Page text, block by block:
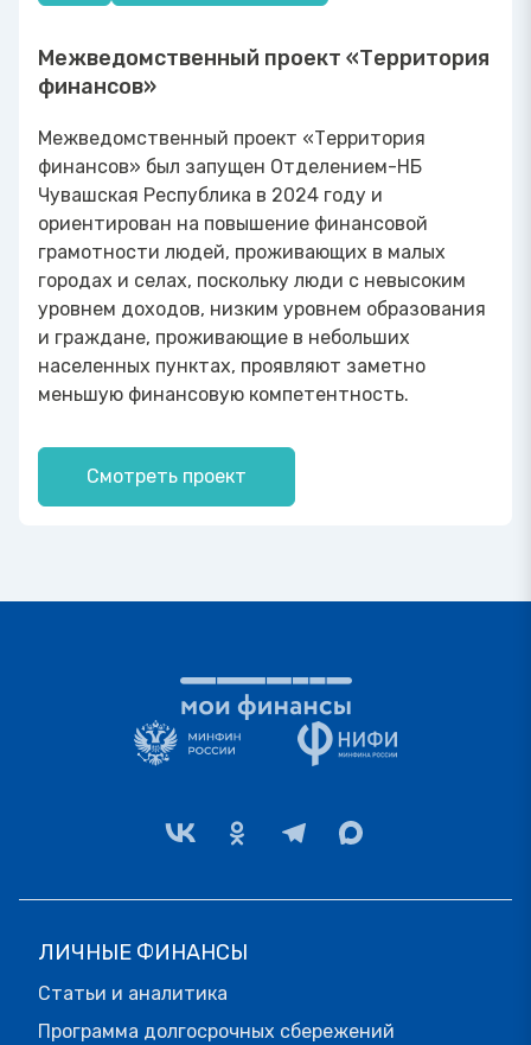
Межведомственный проект «Территория
финансов»
Межведомственный проект «Территория
финансов» был запущен Отделением-НБ
Чувашская Республика в 2024 году и
ориентирован на повышение финансовой
грамотности людей, проживающих в малых
городах и селах, поскольку люди с невысоким
уровнем доходов, низким уровнем образования
и граждане, проживающие в небольших
населенных пунктах, проявляют заметно
меньшую финансовую компетентность.
Смотреть проект
ЛИЧНЫЕ ФИНАНСЫ
Статьи и аналитика
Программа долгосрочных сбережений